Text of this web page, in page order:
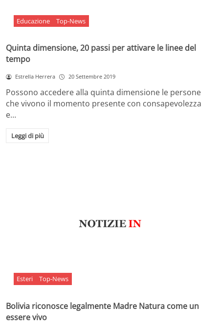
Educazione Top-News
Quinta dimensione, 20 passi per attivare le linee del
tempo
Estrella Herrera 20 Settembre 2019
Possono accedere alla quinta dimensione le persone
che vivono il momento presente con consapevolezza
e…
Leggi di più
Esteri Top-News
Bolivia riconosce legalmente Madre Natura come un
essere vivo